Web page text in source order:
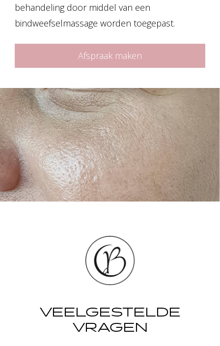
behandeling door middel van een
bindweefselmassage worden toegepast.
Afspraak maken
VEELGESTELDE
VRAGEN